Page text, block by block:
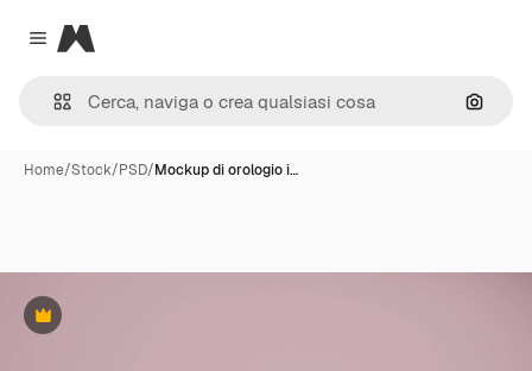
Close menu
Magnific
Cerca
Home/Stock/PSD/Mockup di orologio i…
Premium